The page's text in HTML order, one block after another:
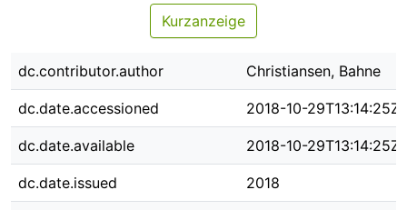
Kurzanzeige
dc.contributor.author Christiansen, Bahne
dc.date.accessioned 2018-10-29T13:14:25Z
dc.date.available 2018-10-29T13:14:25Z
dc.date.issued 2018